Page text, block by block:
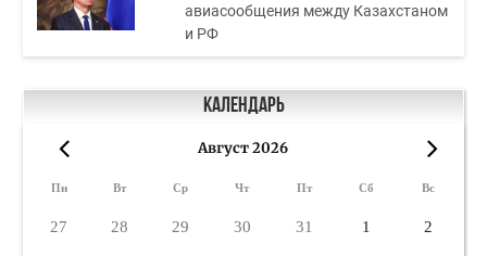
авиасообщения между Казахстаном
и РФ
Календарь
Август 2026
Пн Вт Ср Чт Пт Сб Вс
27 28 29 30 31 1 2